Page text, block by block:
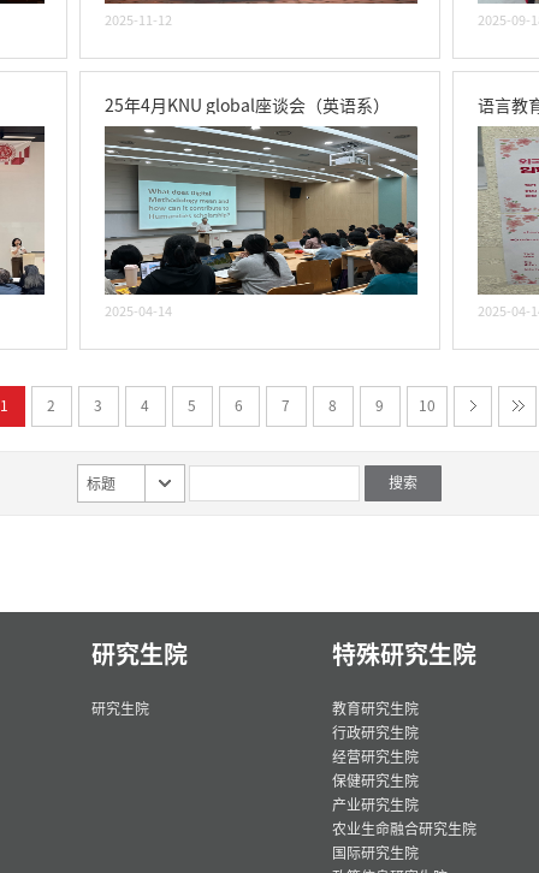
2025-11-12 2025-09-
25年4月KNU global座谈会（英语系）
2025-04-14
语言教
2025-04-
1 2 3 4 5 6 7 8 9 10
标题
研究生院
研究生院
特殊研究生院
教育研究生院
行政研究生院
经营研究生院
保健研究生院
产业研究生院
农业生命融合研究生院
国际研究生院